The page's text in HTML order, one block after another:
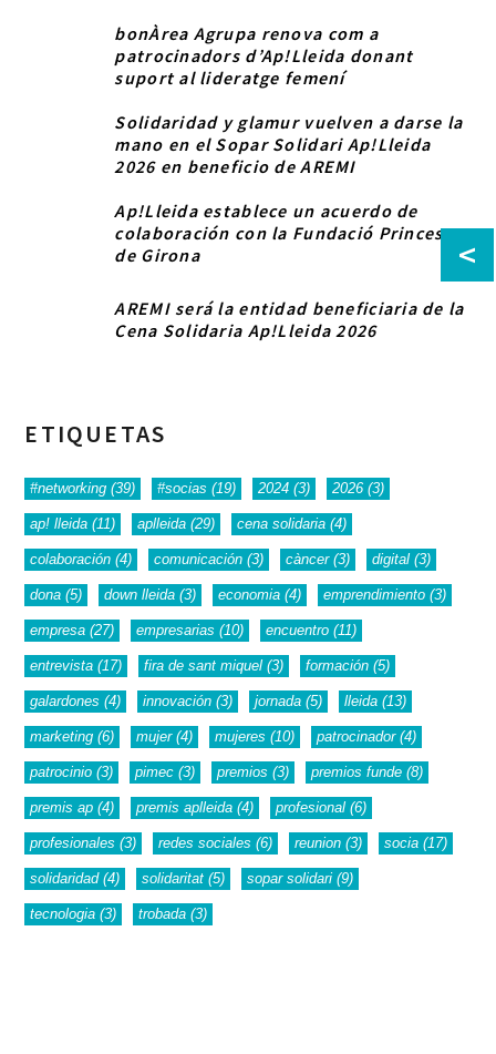
bonÀrea Agrupa renova com a
patrocinadors d’Ap!Lleida donant
suport al lideratge femení
Solidaridad y glamur vuelven a darse la
mano en el Sopar Solidari Ap!Lleida
2026 en beneficio de AREMI
Ap!Lleida establece un acuerdo de
colaboración con la Fundació Princesa
de Girona
AREMI será la entidad beneficiaria de la
Cena Solidaria Ap!Lleida 2026
ETIQUETAS
#networking (39) #socias (19) 2024 (3) 2026 (3)
ap! lleida (11) aplleida (29) cena solidaria (4)
colaboración (4) comunicación (3) càncer(3) digital (3)
dona (5) down lleida (3) economia (4) emprendimiento (3)
empresa (27) empresarias (10) encuentro (11)
entrevista (17) fira de sant miquel (3) formación (5)
galardones (4) innovación (3) jornada (5) lleida (13)
marketing (6) mujer(4) mujeres (10) patrocinador(4)
patrocinio (3) pimec (3) premios (3) premios funde (8)
premis ap (4) premis aplleida (4) profesional (6)
profesionales (3) redes sociales (6) reunion (3) socia (17)
solidaridad(4) solidaritat (5) sopar solidari (9)
tecnologia (3) trobada (3)
<